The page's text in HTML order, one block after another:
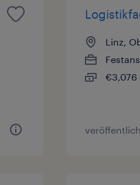
Linz,
€3,076